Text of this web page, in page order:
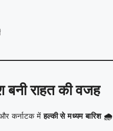
बनी राहत की वजह
कर्नाटक मेंहल्की से मध्यम बारिश 🌧️